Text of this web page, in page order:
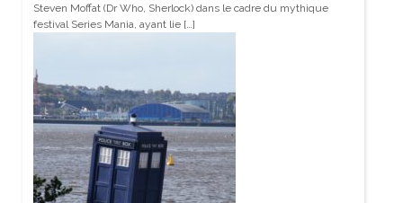
Steven Moffat (Dr Who, Sherlock) dans le cadre du mythique
festival Series Mania, ayant lie […]